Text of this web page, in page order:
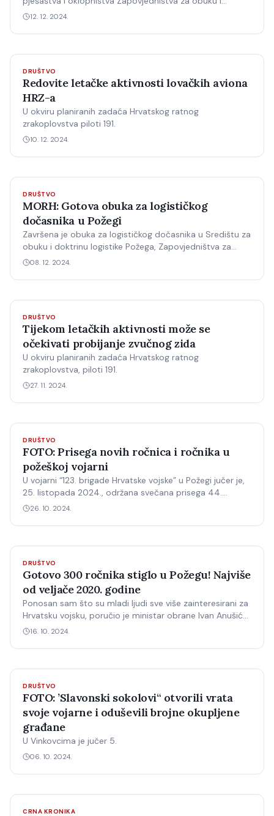
doktrinu „Fran Krsto Frankopan“ u Požegi danas 11.
12. 12. 2024.
DRUŠTVO
Redovite letačke aktivnosti lovačkih aviona
HRZ-a
U okviru planiranih zadaća Hrvatskog ratnog
zrakoplovstva piloti 191.
10. 12. 2024.
DRUŠTVO
MORH: Gotova obuka za logističkog
dočasnika u Požegi
Završena je obuka za logističkog dočasnika u Središtu za
obuku i doktrinu logistike Požega, Zapovjedništva za
potporu koja je trajala od 25.
08. 12. 2024.
DRUŠTVO
Tijekom letačkih aktivnosti može se
očekivati probijanje zvučnog zida
U okviru planiranih zadaća Hrvatskog ratnog
zrakoplovstva, piloti 191.
27. 11. 2024.
DRUŠTVO
FOTO: Prisega novih ročnica i ročnika u
požeškoj vojarni
U vojarni “123. brigade Hrvatske vojske” u Požegi jučer je,
25. listopada 2024., održana svečana prisega 44.
naraštaja ročnica i ročnika na dragovoljnom vojnom
su 37 žene, a što je ujedno i najveći broj ročnika u zadn…
26. 10. 2024.
DRUŠTVO
Gotovo 300 ročnika stiglo u Požegu! Najviše
od veljače 2020. godine
Ponosan sam što su mladi ljudi sve više zainteresirani za
Hrvatsku vojsku, poručio je ministar obrane Ivan Anušić
Gotovo 300 ročnika, mladića i djevojaka, započelo je
temeljnu vojnu obuku Zapovjedništva za obuku i
16. 10. 2024.
DRUŠTVO
FOTO: ’Slavonski sokolovi“ otvorili vrata
svoje vojarne i oduševili brojne okupljene
građane
U Vinkovcima je jučer 5.
06. 10. 2024.
CRNA KRONIKA